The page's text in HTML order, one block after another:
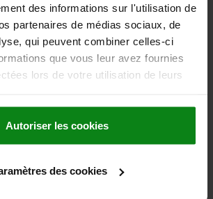
des informations sur l'utilisation de
partenaires de médias sociaux, de
qui peuvent combiner celles-ci
que vous leur avez fournies
lors de votre utilisation de leurs
Autoriser les cookies
des cookies
G=M10 H=20, FORME:B ACIER DE
210020